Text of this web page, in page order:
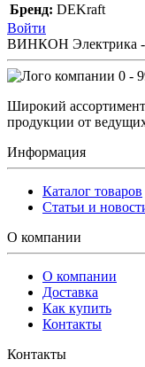
Бренд: DEKraft
Войти
ВИНКОН Электрика -
0 -
Широкий ассортимент
продукции от
Информация
Каталог товаров
Статьи и
О компании
О компании
Доставка
Как купить
Контакты
Контакты